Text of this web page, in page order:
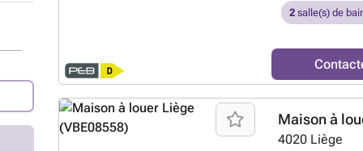
nuit (2) -
Cette magnifique
pour des
Entièrement
immédiatement –
💰 Loyer : 600€/
Châssis : double
de réception PEB
2 salle(s) de
Maison à
4020 Liège